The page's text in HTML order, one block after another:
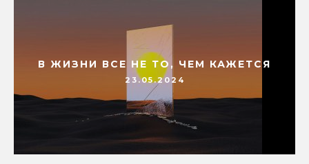
В ЖИЗНИ ВСЕ НЕ ТО, ЧЕМ КАЖЕТСЯ
23.05.2024